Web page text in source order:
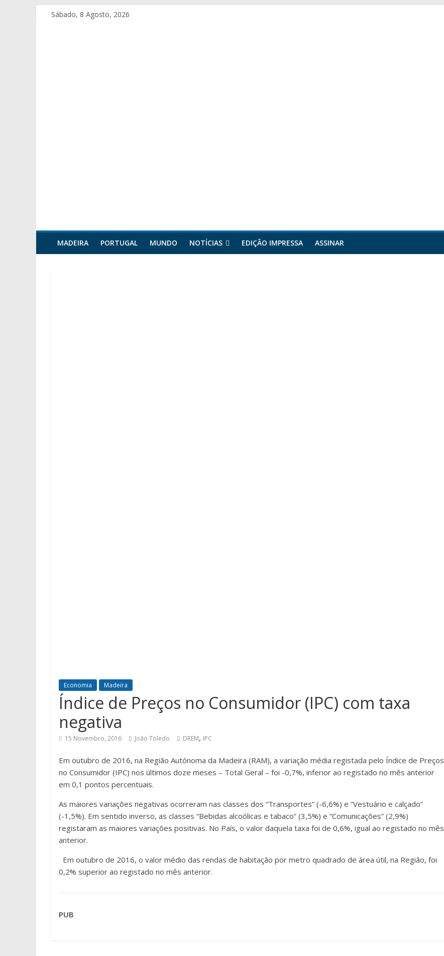
Sábado, 8 Agosto, 2026
MADEIRA PORTUGAL MUNDO NOTÍCIAS EDIÇÃO IMPRESSA ASSINAR
Economia Madeira
Índice de Preços no Consumidor (IPC) com taxa
negativa
15 Novembro, 2016 João Toledo DREM, IPC
Em outubro de 2016, na Região Autónoma da Madeira (RAM), a variação média registada pelo Índice de Preços
no Consumidor (IPC) nos últimos doze meses – Total Geral – foi -0,7%, inferior ao registado no mês anterior
em 0,1 pontos percentuais.
As maiores variações negativas ocorreram nas classes dos “Transportes” (-6,6%) e “Vestuário e calçado”
(-1,5%). Em sentido inverso, as classes “Bebidas alcoólicas e tabaco” (3,5%) e “Comunicações” (2,9%)
registaram as maiores variações positivas. No País, o valor daquela taxa foi de 0,6%, igual ao registado no mês
anterior.
Em outubro de 2016, o valor médio das rendas de habitação por metro quadrado de área útil, na Região, foi
0,2% superior ao registado no mês anterior.
PUB